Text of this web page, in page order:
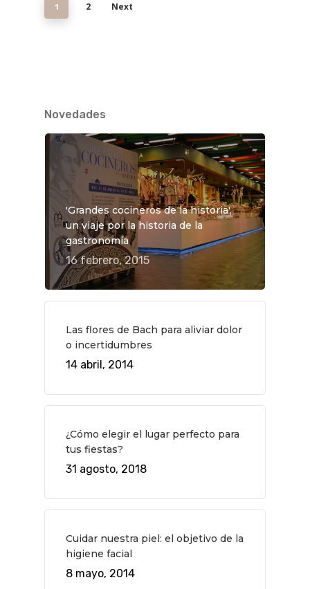
1 2 Next
Novedades
'Grandes cocineros de la historia',
un viaje por la historia de la
gastronomía
16 febrero, 2015
Las flores de Bach para aliviar dolor
o incertidumbres
14 abril, 2014
¿Cómo elegir el lugar perfecto para
tus fiestas?
31 agosto, 2018
Cuidar nuestra piel: el objetivo de la
higiene facial
8 mayo, 2014